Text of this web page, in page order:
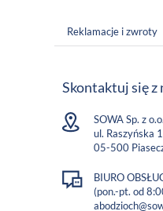
Reklamacje i zwroty
Skontaktuj się z
SOWA Sp. z o.o.
ul. Raszyńska
05-500
BIURO
(pon.-pt. od